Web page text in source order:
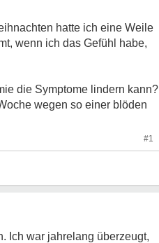
hatte ich eine Weile
wenn ich das Gefühl habe,
die Symptome lindern kann?
wegen so einer blöden
#1
Ich war jahrelang überzeugt,